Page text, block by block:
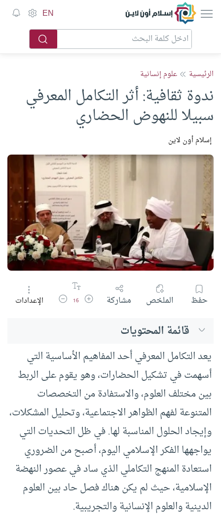
إسلام أون لاين EN
الرئيسية علوم إنسانية
ندوة ثقافية: أثر التكامل المعرفي
سبيلا للنهوض الحضاري
إسلام أون لاين
حفظ الملخص مشاركة زيادة حجم الخط
16 تقليل حجم الخط
الإعدادات
قائمة المحتويات
يعد التكامل المعرفي أحد المفاهيم الأساسية التي
أسهمت في تشكيل الحضارات، وهو يقوم على الربط
بين مختلف العلوم، والاستفادة من التخصصات
المتنوعة لفهم الظواهر الاجتماعية، وتحليل المشكلات،
وإيجاد الحلول المناسبة لها. في ظل التحديات التي
يواجهها الفكر الإسلامي اليوم، أصبح من الضروري
استعادة المنهج التكاملي الذي ساد في عصور النهضة
الإسلامية، حيث لم يكن هناك فصل حاد بين العلوم
الدينية والعلوم الإنسانية والتجريبية.